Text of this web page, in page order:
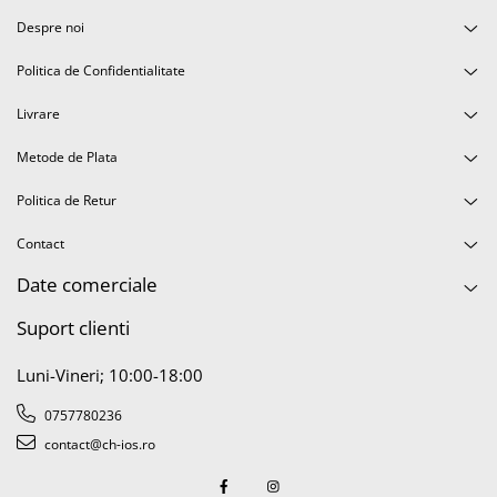
Display-uri și touchscreen iWatch
Display-uri LCD MacBook
Piese MacBook
Despre noi
Politica de Confidentialitate
Livrare
Metode de Plata
Politica de Retur
Contact
Date comerciale
Suport clienti
Luni-Vineri; 10:00-18:00
0757780236
contact@ch-ios.ro